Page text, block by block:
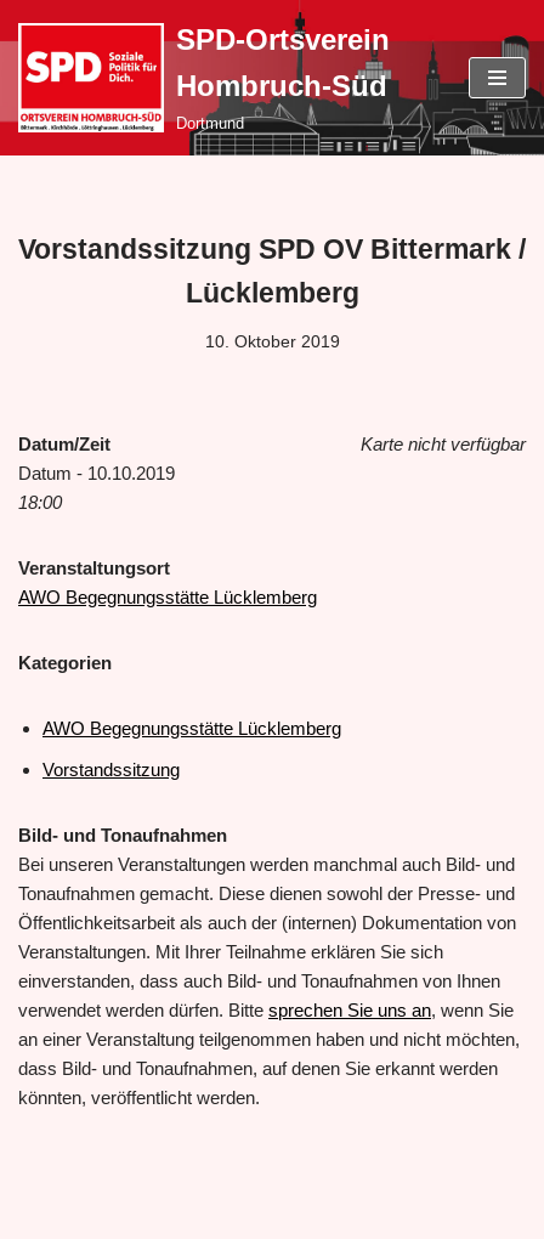
Zum
springen
SPD-Ortsverein
Hombruch-Süd
Dortmund
Vorstandssitzung SPD OV Bittermark /
Lücklemberg
10. Oktober 2019
Karte nicht verfügbar
Datum/Zeit
Datum - 10.10.2019
18:00
Veranstaltungsort
AWO Begegnungsstätte Lücklemberg
Kategorien
AWO Begegnungsstätte Lücklemberg
Vorstandssitzung
Bild- und Tonaufnahmen
Bei unseren Veranstaltungen werden manchmal auch Bild- und
Tonaufnahmen gemacht. Diese dienen sowohl der Presse- und
Öffentlichkeitsarbeit als auch der (internen) Dokumentation von
Veranstaltungen. Mit Ihrer Teilnahme erklären Sie sich
einverstanden, dass auch Bild- und Tonaufnahmen von Ihnen
verwendet werden dürfen. Bitte sprechen Sie uns an, wenn Sie
an einer Veranstaltung teilgenommen haben und nicht möchten,
dass Bild- und Tonaufnahmen, auf denen Sie erkannt werden
könnten, veröffentlicht werden.